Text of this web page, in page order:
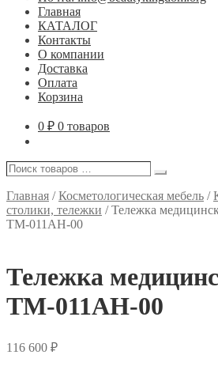
Главная
КАТАЛОГ
Контакты
О компании
Доставка
Оплата
Корзина
0 ₽ 0 товаров
Поиск
…
Поиск
Главная /Косметологическая мебель /
столики, тележки /Тележка
ТМ-011АН-00
Тележка
ТМ-011АН-00
116 600 ₽